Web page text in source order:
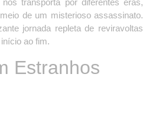
de um misterioso assassinato.
jornada repleta de reviravoltas
ao fim.
Estranhos